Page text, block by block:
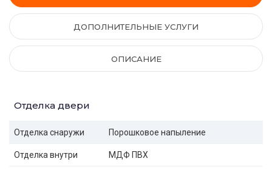
ДОПОЛНИТЕЛЬНЫЕ УСЛУГИ
ОПИСАНИЕ
Отделка двери
Отделка снаружи Порошковое напыление
Отделка внутри МДФ ПВХ